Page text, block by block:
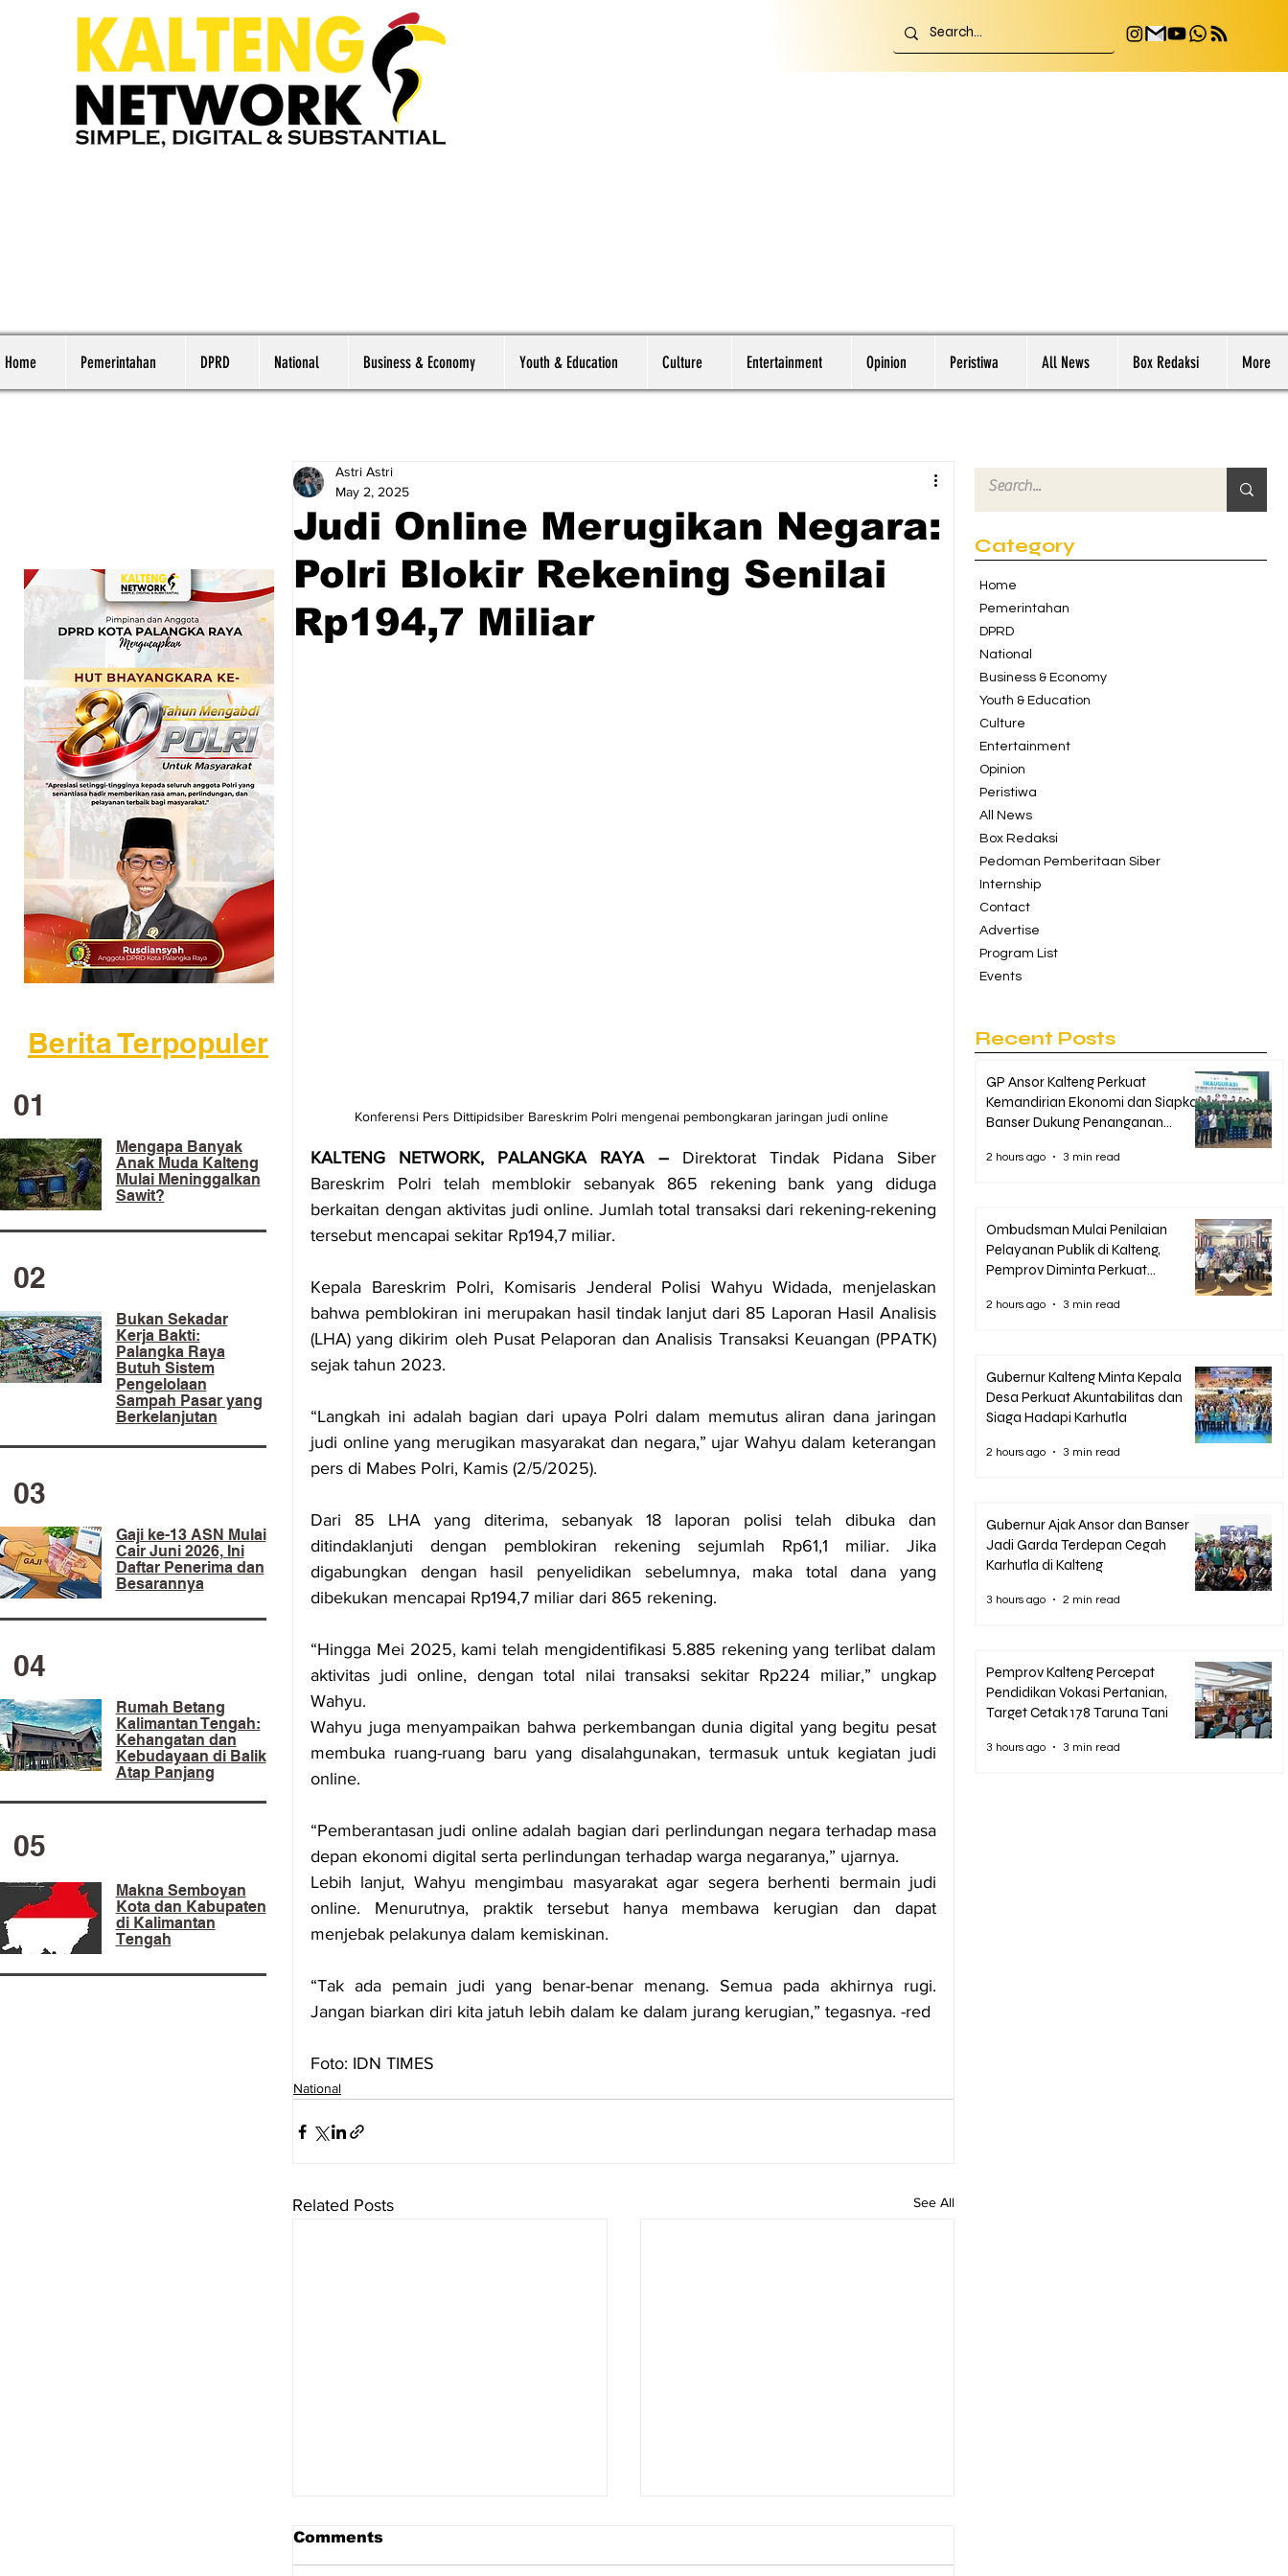
Home Pemerintahan DPRD National Business & Economy Youth & Education Culture Entertainment Opinion Peristiwa All News Box Redaksi More
Berita Terpopuler
01
Mengapa Banyak
Anak Muda Kalteng
Mulai Meninggalkan
Sawit?
02
​Bukan Sekadar
Kerja Bakti:
Palangka Raya
Butuh Sistem
Pengelolaan
Sampah Pasar yang
Berkelanjutan
03
Gaji ke-13 ASN Mulai
Cair Juni 2026, Ini
Daftar Penerima dan
Besarannya
04
Rumah Betang
Kalimantan Tengah:
Kehangatan dan
Kebudayaan di Balik
Atap Panjang
05
Makna Semboyan
Kota dan Kabupaten
di Kalimantan
Tengah
Judi Online Merugikan Negara:
Polri Blokir Rekening Senilai
Rp194,7 Miliar
Astri Astri
May 2, 2025
Konferensi Pers Dittipidsiber Bareskrim Polri mengenai pembongkaran jaringan judi online
KALTENG NETWORK, PALANGKA RAYA – Direktorat Tindak Pidana Siber
Bareskrim Polri telah memblokir sebanyak 865 rekening bank yang diduga
berkaitan dengan aktivitas judi online. Jumlah total transaksi dari rekening-rekening
tersebut mencapai sekitar Rp194,7 miliar.
Kepala Bareskrim Polri, Komisaris Jenderal Polisi Wahyu Widada, menjelaskan
bahwa pemblokiran ini merupakan hasil tindak lanjut dari 85 Laporan Hasil Analisis
(LHA) yang dikirim oleh Pusat Pelaporan dan Analisis Transaksi Keuangan (PPATK)
sejak tahun 2023.
“Langkah ini adalah bagian dari upaya Polri dalam memutus aliran dana jaringan
judi online yang merugikan masyarakat dan negara,” ujar Wahyu dalam keterangan
pers di Mabes Polri, Kamis (2/5/2025).
Dari 85 LHA yang diterima, sebanyak 18 laporan polisi telah dibuka dan
ditindaklanjuti dengan pemblokiran rekening sejumlah Rp61,1 miliar. Jika
digabungkan dengan hasil penyelidikan sebelumnya, maka total dana yang
dibekukan mencapai Rp194,7 miliar dari 865 rekening.
“Hingga Mei 2025, kami telah mengidentifikasi 5.885 rekening yang terlibat dalam
aktivitas judi online, dengan total nilai transaksi sekitar Rp224 miliar,” ungkap
Wahyu.
Wahyu juga menyampaikan bahwa perkembangan dunia digital yang begitu pesat
membuka ruang-ruang baru yang disalahgunakan, termasuk untuk kegiatan judi
online.
“Pemberantasan judi online adalah bagian dari perlindungan negara terhadap masa
depan ekonomi digital serta perlindungan terhadap warga negaranya,” ujarnya.
Lebih lanjut, Wahyu mengimbau masyarakat agar segera berhenti bermain judi
online. Menurutnya, praktik tersebut hanya membawa kerugian dan dapat
menjebak pelakunya dalam kemiskinan.
“Tak ada pemain judi yang benar-benar menang. Semua pada akhirnya rugi.
Jangan biarkan diri kita jatuh lebih dalam ke dalam jurang kerugian,” tegasnya. -red
Foto: IDN TIMES
National
Related Posts See All
Comments
Category
Home
Pemerintahan
DPRD
National
Business & Economy
Youth & Education
Culture
Entertainment
Opinion
Peristiwa
All News
Box Redaksi
Pedoman Pemberitaan Siber
Internship
Contact
Advertise
Program List
Events
Recent Posts
GP Ansor Kalteng Perkuat
Kemandirian Ekonomi dan Siapkan
Banser Dukung Penanganan
2 hours ago 3 min read
Ombudsman Mulai Penilaian
Pelayanan Publik di Kalteng,
Pemprov Diminta Perkuat
2 hours ago 3 min read
Gubernur Kalteng Minta Kepala
Desa Perkuat Akuntabilitas dan
Siaga Hadapi Karhutla
2 hours ago 3 min read
Gubernur Ajak Ansor dan Banser
Jadi Garda Terdepan Cegah
Karhutla di Kalteng
3 hours ago 2 min read
Pemprov Kalteng Percepat
Pendidikan Vokasi Pertanian,
Target Cetak 178 Taruna Tani
3 hours ago 3 min read